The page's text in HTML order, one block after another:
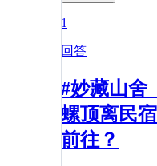
1
回答
#妙藏山舍
螺顶离民
前往？